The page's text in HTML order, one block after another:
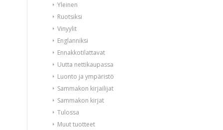
Yleinen
Ruotsiksi
Vinyylit
Englanniksi
Ennakkotilattavat
Uutta nettikaupassa
Luonto ja ympäristö
Sammakon kirjailijat
Sammakon kirjat
Tulossa
Muut tuotteet